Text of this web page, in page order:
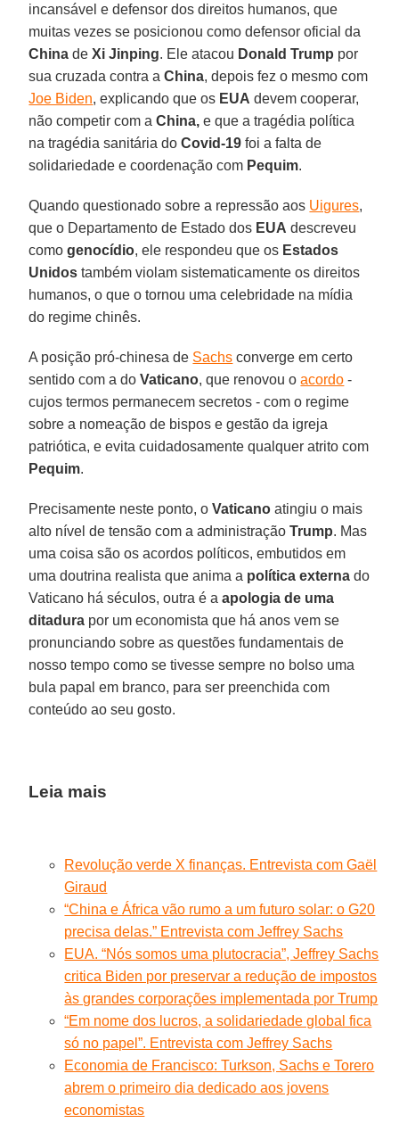
incansável e defensor dos direitos humanos, que
muitas vezes se posicionou como defensor oficial da
China deXi Jinping. Ele atacou Donald Trump por
sua cruzada contra aChina, depois fez o mesmo com
Joe Biden, explicando que os EUA devem cooperar,
não competir com aChina, e que a tragédia política
na tragédia sanitária doCovid-19 foi a falta de
solidariedade e coordenação com Pequim.
Quando questionado sobre a repressão aos Uigures,
que o Departamento de Estado dos EUA descreveu
comogenocídio, ele respondeu que os Estados
Unidos também violam sistematicamente os direitos
humanos, o que o tornou uma celebridade na mídia
do regime chinês.
A posição pró-chinesa de Sachs converge em certo
sentido com a doVaticano, que renovou oacordo -
cujos termos permanecem secretos - com o regime
sobre a nomeação de bispos e gestão da igreja
patriótica, e evita cuidadosamente qualquer atrito com
Pequim.
Precisamente neste ponto, oVaticano atingiu o mais
alto nível de tensão com a administraçãoTrump. Mas
uma coisa são os acordos políticos, embutidos em
uma doutrina realista que anima a política externa do
Vaticano há séculos, outra é aapologia de uma
ditadura por um economista que há anos vem se
pronunciando sobre as questões fundamentais de
nosso tempo como se tivesse sempre no bolso uma
bula papal em branco, para ser preenchida com
conteúdo ao seu gosto.
Leia mais
Revolução verde X finanças. Entrevista com Gaël
Giraud
“China e África vão rumo a um futuro solar: o G20
precisa delas.” Entrevista com Jeffrey Sachs
EUA. “Nós somos uma plutocracia”, Jeffrey Sachs
critica Biden por preservar a redução de impostos
às grandes corporações implementada por Trump
“Em nome dos lucros, a solidariedade global fica
só no papel”. Entrevista com Jeffrey Sachs
Economia de Francisco: Turkson, Sachs e Torero
abrem o primeiro dia dedicado aos jovens
economistas